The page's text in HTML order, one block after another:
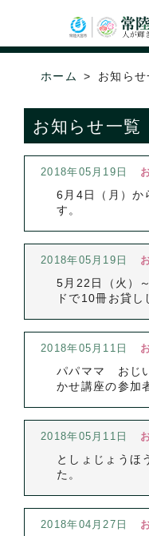
ホーム お知らせ
お知らせ一覧
2018年05月19日
6月4日（月）か
す。
2018年05月19日
5月22日（火）
ドで10冊お貸し
2018年05月11日
パパママ おじ
かせ講座の参加
2018年05月11日
としょじょうほ
た。
2018年04月27日